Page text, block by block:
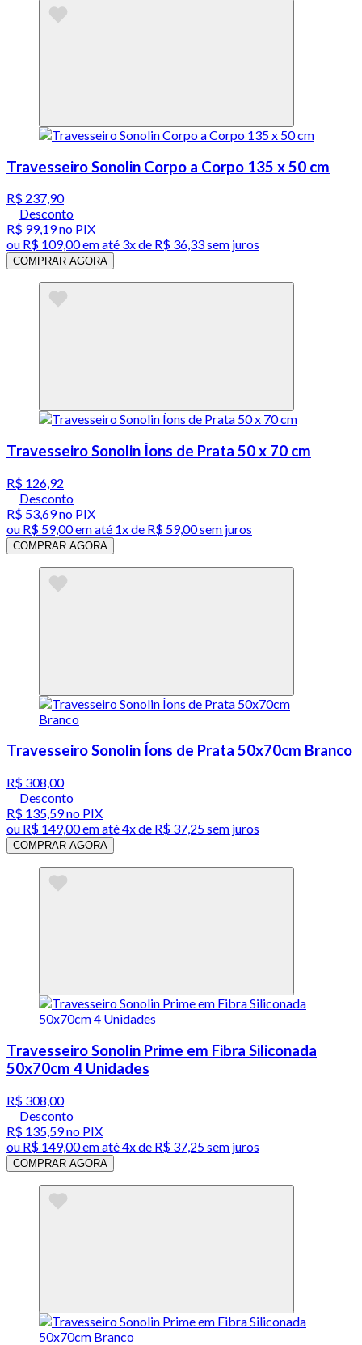
Travesseiro Sonolin Corpo a Corpo 135 x 50 cm
R$ 237,90
Desconto
R$ 99,19no PIX
ou R$ 109,00em até 3x de R$ 36,33 sem juros
COMPRAR AGORA
Travesseiro Sonolin Íons de Prata 50 x 70 cm
R$ 126,92
Desconto
R$ 53,69no PIX
ou R$ 59,00em até 1x de R$ 59,00sem juros
COMPRAR AGORA
Travesseiro Sonolin Íons de Prata 50x70cm Branco
R$ 308,00
Desconto
R$ 135,59no PIX
ou R$ 149,00em até4x de R$ 37,25 sem juros
COMPRAR AGORA
Travesseiro Sonolin Prime em Fibra Siliconada
50x70cm 4 Unidades
R$ 308,00
Desconto
R$ 135,59no PIX
ou R$ 149,00em até4x de R$ 37,25 sem juros
COMPRAR AGORA